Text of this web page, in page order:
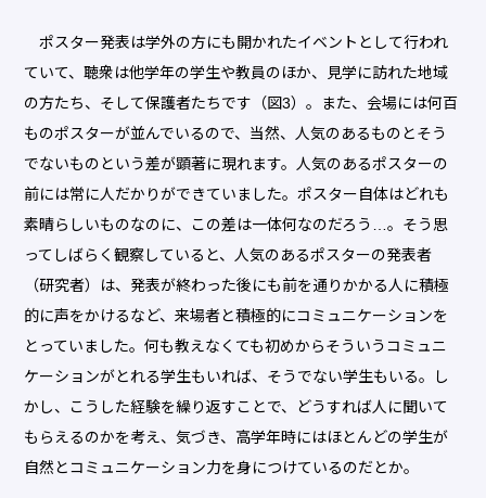
ポスター発表は学外の方にも開かれたイベントとして行われ
ていて、聴衆は他学年の学生や教員のほか、見学に訪れた地域
の方たち、そして保護者たちです（図3）。また、会場には何百
ものポスターが並んでいるので、当然、人気のあるものとそう
でないものという差が顕著に現れます。人気のあるポスターの
前には常に人だかりができていました。ポスター自体はどれも
素晴らしいものなのに、この差は一体何なのだろう…。そう思
ってしばらく観察していると、人気のあるポスターの発表者
（研究者）は、発表が終わった後にも前を通りかかる人に積極
的に声をかけるなど、来場者と積極的にコミュニケーションを
とっていました。何も教えなくても初めからそういうコミュニ
ケーションがとれる学生もいれば、そうでない学生もいる。し
かし、こうした経験を繰り返すことで、どうすれば人に聞いて
もらえるのかを考え、気づき、高学年時にはほとんどの学生が
自然とコミュニケーション力を身につけているのだとか。